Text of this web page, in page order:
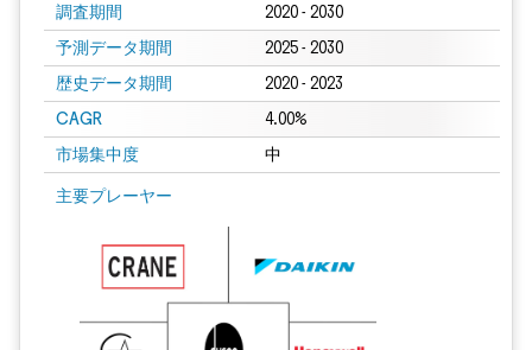
調査期間 2020 - 2030
予測データ期間 2025 - 2030
歴史データ期間 2020 - 2023
CAGR 4.00%
市場集中度 中
主要プレーヤー